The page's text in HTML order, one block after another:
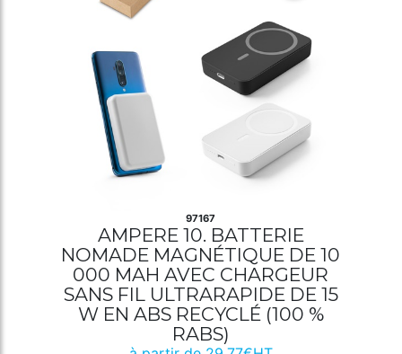
97167
AMPERE 10. BATTERIE
NOMADE MAGNÉTIQUE DE 10
000 MAH AVEC CHARGEUR
SANS FIL ULTRARAPIDE DE 15
W EN ABS RECYCLÉ (100 %
RABS)